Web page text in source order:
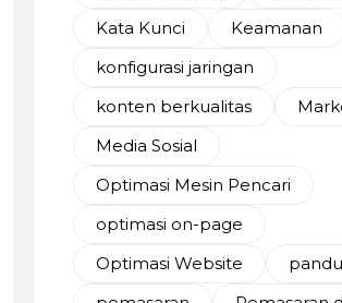
Kata Kunci
Keamanan
konfigurasi jaringan
konten berkualitas
Media Sosial
Optimasi Mesin Pencari
optimasi on-page
Optimasi Website